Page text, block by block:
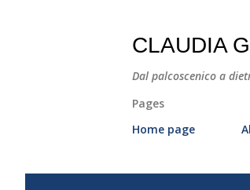
CLAUDIA
Dal palcoscenico a
Pages
Home page